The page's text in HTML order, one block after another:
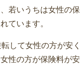
若いうちは女性の
ています。
して女性の方が安
性の方が保険料が